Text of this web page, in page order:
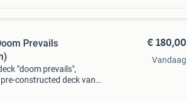
Prevails
"doom prevails",
constructed deck van
€ 180,00
Vandaag